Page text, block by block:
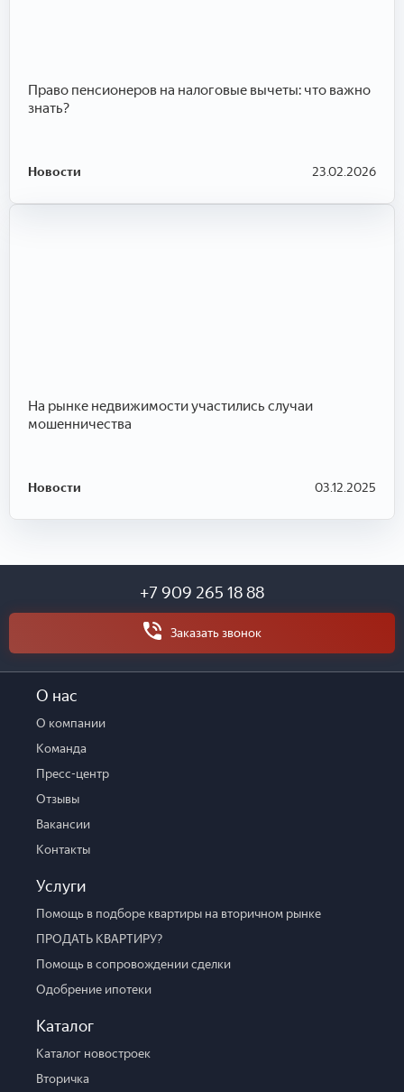
Право пенсионеров на налоговые вычеты: что важно
знать?
Новости 23.02.2026
На рынке недвижимости участились случаи
мошенничества
Новости 03.12.2025
+7 909 265 18 88
Заказать звонок
О нас
О компании
Команда
Пресс-центр
Отзывы
Вакансии
Контакты
Услуги
Помощь в подборе квартиры на вторичном рынке
ПРОДАТЬ КВАРТИРУ?
Помощь в сопровождении сделки
Одобрение ипотеки
Каталог
Каталог новостроек
Вторичка